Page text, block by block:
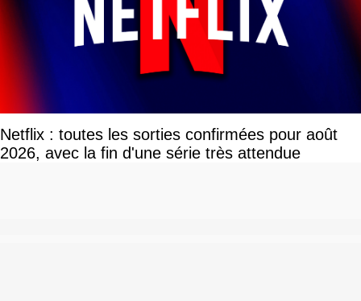
Netflix : toutes les sorties confirmées pour août
2026, avec la fin d'une série très attendue